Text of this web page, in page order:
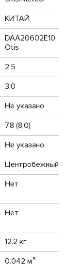
КИТАЙ
DAA20602E10
Otis
2,5
3,0
Не указано
7,8 (8,0)
Не указано
Центробежный
Нет
Нет
12.2 кг
0.042 м³